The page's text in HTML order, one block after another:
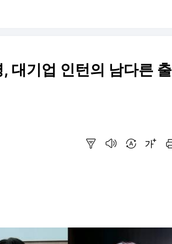
대기업 인턴의 남다른 출